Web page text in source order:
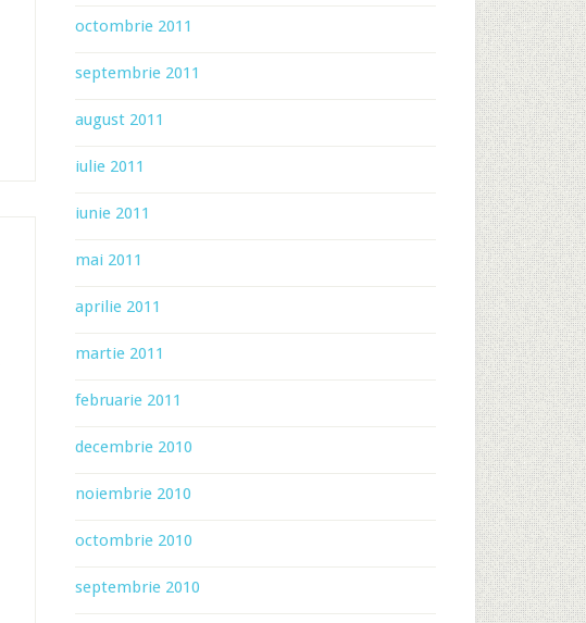
octombrie 2011
septembrie 2011
august 2011
iulie 2011
iunie 2011
mai 2011
aprilie 2011
martie 2011
februarie 2011
decembrie 2010
noiembrie 2010
octombrie 2010
septembrie 2010